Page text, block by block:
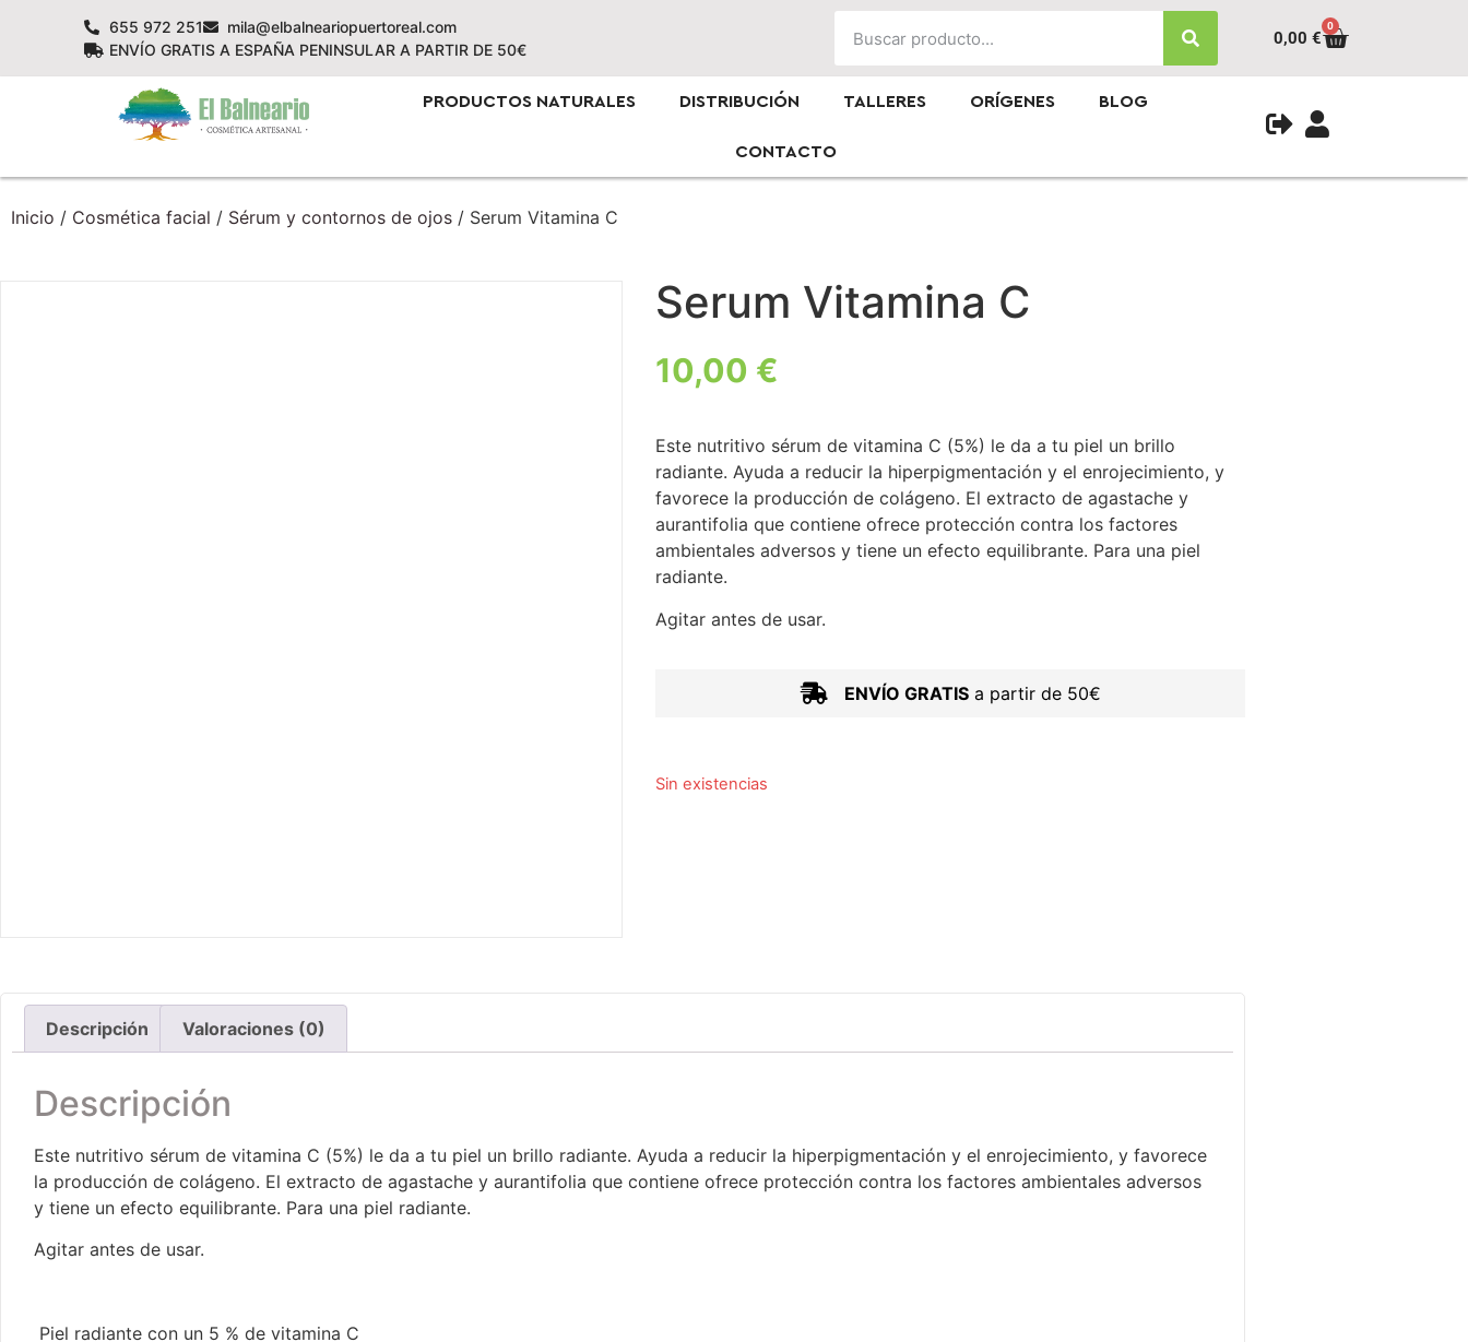
655 972 251
mila@elbalneariopuertoreal.com
ENVÍO GRATIS A ESPAÑA PENINSULAR A PARTIR DE 50€
0,00 €
0
PRODUCTOS NATURALES DISTRIBUCIÓN TALLERES ORÍGENES BLOG
CONTACTO
Inicio / Cosmética facial / Sérum y contornos de ojos / Serum Vitamina C
Serum Vitamina C
10,00 €
Este nutritivo sérum de vitamina C (5%) le da a tu piel un brillo
radiante. Ayuda a reducir la hiperpigmentación y el enrojecimiento, y
favorece la producción de colágeno. El extracto de agastache y
aurantifolia que contiene ofrece protección contra los factores
ambientales adversos y tiene un efecto equilibrante. Para una piel
radiante.
Agitar antes de usar.
ENVÍO GRATISa partir de 50€
Sin existencias
Descripción Valoraciones (0)
Descripción
Este nutritivo sérum de vitamina C (5%) le da a tu piel un brillo radiante. Ayuda a reducir la hiperpigmentación y el enrojecimiento, y favorece
la producción de colágeno. El extracto de agastache y aurantifolia que contiene ofrece protección contra los factores ambientales adversos
y tiene un efecto equilibrante. Para una piel radiante.
Agitar antes de usar.
Piel radiante con un 5 % de vitamina C